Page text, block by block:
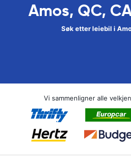
Amos, QC,
Søk etter leiebil i
Vi sammenligner alle